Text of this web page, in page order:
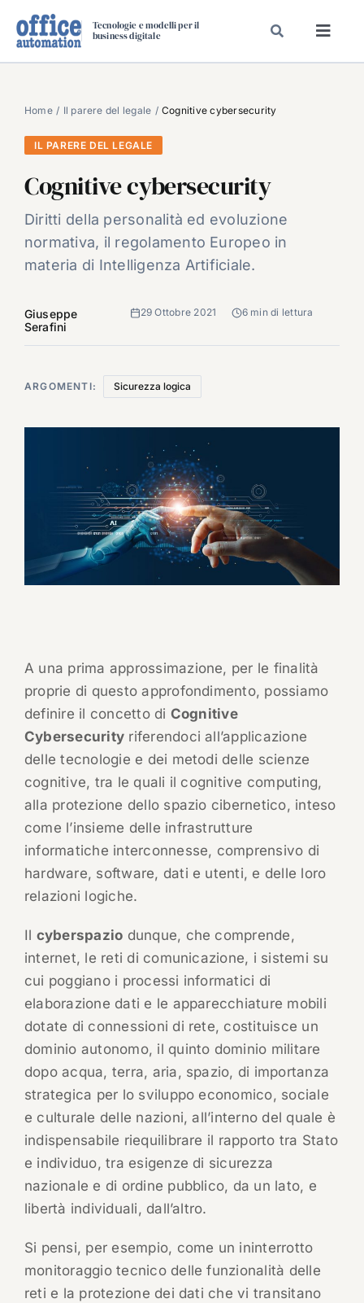
Tecnologie e modelli per il
business digitale
SPECIAL PAPER
TAVOLE ROTONDE DI REDAZIONE
CARRIERE
VIDEO
EVENTI
Home Il parere del legale Cognitive cybersecurity
IL PARERE DEL LEGALE
Cognitive cybersecurity
Diritti della personalità ed evoluzione
normativa, il regolamento Europeo in
materia di Intelligenza Artificiale.
Giuseppe
Serafini
29 Ottobre 2021 6 min di lettura
ARGOMENTI: Sicurezza logica
A una prima approssimazione, per le finalità
proprie di questo approfondimento, possiamo
definire il concetto di Cognitive
Cybersecurity riferendoci all’applicazione
delle tecnologie e dei metodi delle scienze
cognitive, tra le quali il cognitive computing,
alla protezione dello spazio cibernetico, inteso
come l’insieme delle infrastrutture
informatiche interconnesse, comprensivo di
hardware, software, dati e utenti, e delle loro
relazioni logiche.
Il cyberspazio dunque, che comprende,
internet, le reti di comunicazione, i sistemi su
cui poggiano i processi informatici di
elaborazione dati e le apparecchiature mobili
dotate di connessioni di rete, costituisce un
dominio autonomo, il quinto dominio militare
dopo acqua, terra, aria, spazio, di importanza
strategica per lo sviluppo economico, sociale
e culturale delle nazioni, all’interno del quale è
indispensabile riequilibrare il rapporto tra Stato
e individuo, tra esigenze di sicurezza
nazionale e di ordine pubblico, da un lato, e
libertà individuali, dall’altro.
Si pensi, per esempio, come un ininterrotto
monitoraggio tecnico delle funzionalità delle
reti e la protezione dei dati che vi transitano